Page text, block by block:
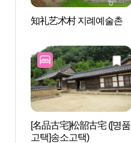
知礼艺术村 지례예술촌
[名品古宅]松韶古宅 ([명품
고택]송소고택)